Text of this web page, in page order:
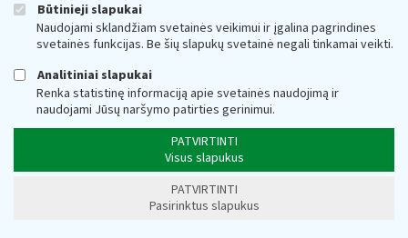
Metai:2026
Dėl akcizų įstatymo 27 straipsnio 1 dalies 9
punkto apibendrinto paaiškinimo (komentaro)
parengimo
Web turinio sąrašas 2026-05-11
Siekdami užtikrinti sklandųmokesčiųįstatymų
įgyvendinimą, parengėme Lietuvos Respublikos akcizų
įstatymo 27 straipsnio 1 dalies 9 punkto apibendrintą
paaiškinimą...
Būtinieji slapukai
Naudojami sklandžiam svetainės veikimui ir įgalina pagrindines
svetainės funkcijas. Be šių slapukų svetainė negali tinkamai veikti.
Analitiniai slapukai
Renka statistinę informaciją apie svetainės naudojimą ir
naudojami Jūsų naršymo patirties gerinimui.
PATVIRTINTI
Visus slapukus
PATVIRTINTI
Pasirinktus slapukus